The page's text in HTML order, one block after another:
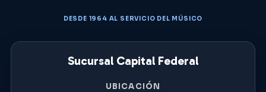
DESDE 1964 AL SERVICIO DEL MÚSICO
Sucursal Capital Federal
UBICACIÓN